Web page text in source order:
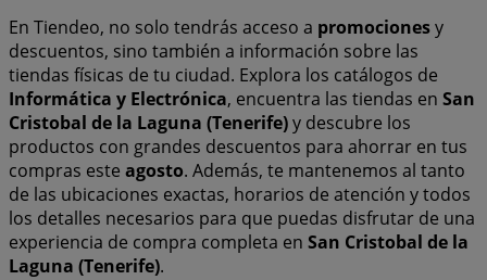
En Tiendeo, no solo tendrás acceso a promocionesy
descuentos, sino también a información sobre las
tiendas físicas de tu ciudad. Explora los catálogos de
Informática y Electrónica, encuentra las tiendas en San
Cristobal de la Laguna (Tenerife)y descubre los
productos con grandes descuentos para ahorrar en tus
compras este agosto. Además, te mantenemos al tanto
de las ubicaciones exactas, horarios de atención y todos
los detalles necesarios para que puedas disfrutar de una
experiencia de compra completa en San Cristobal de la
Laguna (Tenerife).